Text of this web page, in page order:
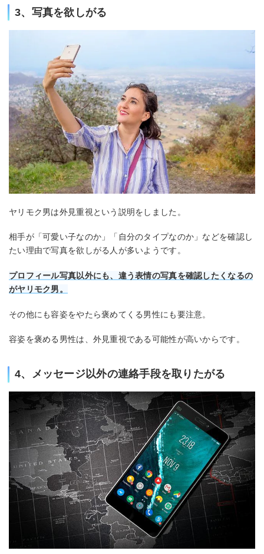
3、写真を欲しがる
ヤリモク男は外見重視という説明をしました。
相手が「可愛い子なのか」「自分のタイプなのか」などを確認し
たい理由で写真を欲しがる人が多いようです。
プロフィール写真以外にも、違う表情の写真を確認したくなるの
がヤリモク男。
その他にも容姿をやたら褒めてくる男性にも要注意。
容姿を褒める男性は、外見重視である可能性が高いからです。
4、メッセージ以外の連絡手段を取りたがる